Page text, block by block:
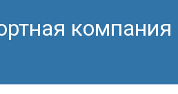
компания